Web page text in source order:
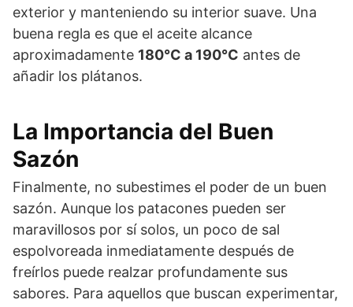
exterior y manteniendo su interior suave. Una
buena regla es que el aceite alcance
aproximadamente 180°C a 190°C antes de
añadir los plátanos.
La Importancia del Buen
Sazón
Finalmente, no subestimes el poder de un buen
sazón. Aunque los patacones pueden ser
maravillosos por sí solos, un poco de sal
espolvoreada inmediatamente después de
freírlos puede realzar profundamente sus
sabores. Para aquellos que buscan experimentar,